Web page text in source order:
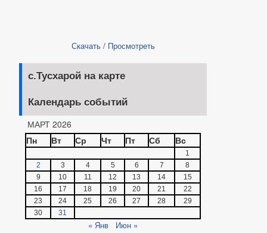
Скачать/ Просмотреть
с.Тусхарой на карте
Календарь событий
МАРТ 2026
Пн
Вт Ср Чт Пт Сб Вс
1
2
3 4 5 6 7
8
9
10 11 12 13 14
15
16
17 18 19 20 21
22
23
24 25 26 27 28
29
30
31
« Янв Июн »